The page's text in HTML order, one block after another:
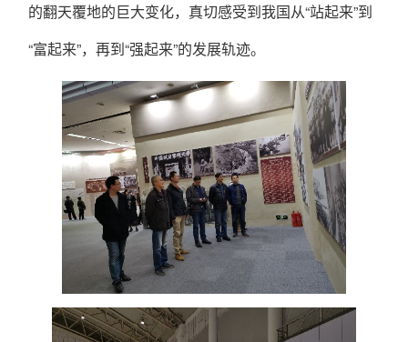
的翻天覆地的巨大变化，真切感受到我国从“站起来”到
“富起来”，再到“强起来”的发展轨迹。